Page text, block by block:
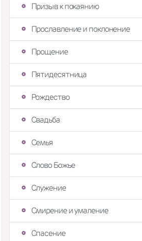
Призыв к покаянию
Прославление и поклонение
Прощение
Пятидесятница
Рождество
Свадьба
Семья
Слово Божье
Служение
Смирение и умаление
Спасение